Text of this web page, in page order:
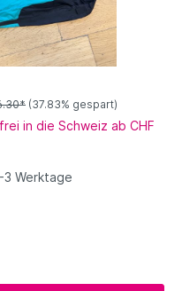
(37.83% gespart)
in die Schweiz ab CHF
Werktage